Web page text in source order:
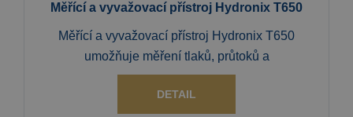
Měřící a vyvažovací přístroj Hydronix T650
Měřící a vyvažovací přístroj Hydronix T650
umožňuje měření tlaků, průtoků a
DETAIL